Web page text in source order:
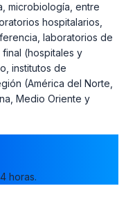
microbiología, entre
hospitalarios,
laboratorios de
(hospitales y
institutos de
(América del Norte,
Medio Oriente y
horas.